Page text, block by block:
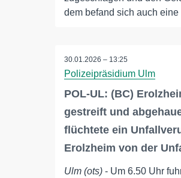
dem befand sich auch eine
30.01.2026 – 13:25
Polizeipräsidium Ulm
POL-UL: (BC)
gestreift und
flüchtete ein
Erolzheim von der
Ulm (ots) - Um 6.50 Uhr